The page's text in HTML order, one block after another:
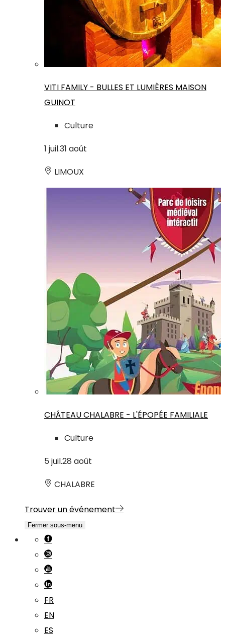
VITI FAMILY - BULLES ET LUMIÈRES MAISON
GUINOT
Culture
1 juil.31 août
LIMOUX
CHÂTEAU CHALABRE - L'ÉPOPÉE FAMILIALE
Culture
5 juil.28 août
CHALABRE
Trouver un événement
Fermer sous-menu
FR
EN
ES